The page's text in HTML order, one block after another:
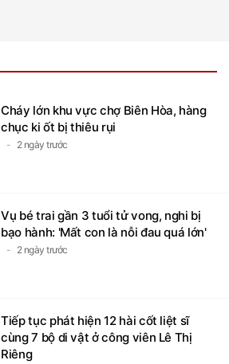
Cháy lớn khu vực chợ Biên Hòa, hàng
chục ki ốt bị thiêu rụi
2 ngày trước
Vụ bé trai gần 3 tuổi tử vong, nghi bị
bạo hành: 'Mất con là nỗi đau quá lớn'
2 ngày trước
Tiếp tục phát hiện 12 hài cốt liệt sĩ
cùng 7 bộ di vật ở công viên Lê Thị
Riêng